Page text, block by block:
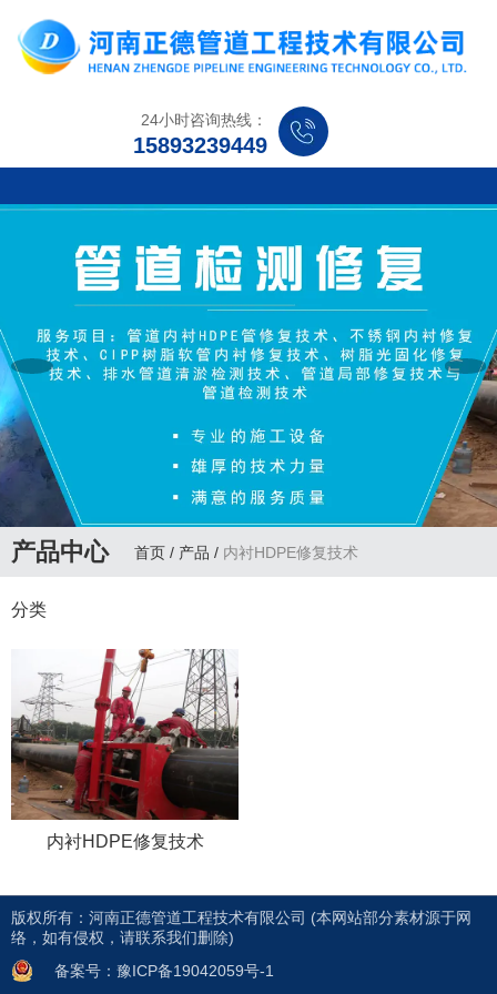
24小时咨询热线：
15893239449
产品中心 首页/ 产品 / 内衬HDPE修复技术
分类
内衬HDPE修复技术
联系方式
CONTACT US
新闻中心
版权所有：河南正德管道工程技术有限公司 (本网站部分素材源于网
络，如有侵权，请联系我们删除)
备案号：豫ICP备19042059号-1